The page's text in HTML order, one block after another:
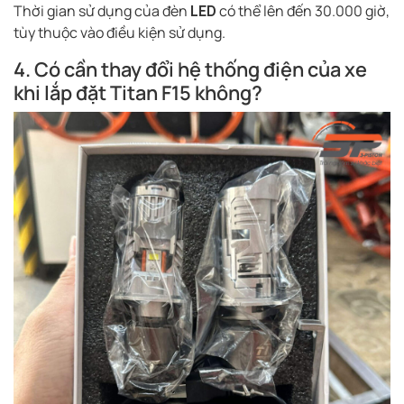
Thời gian sử dụng của đèn LEDcó thể lên đến 30.000 giờ,
tùy thuộc vào điều kiện sử dụng.
4. Có cần thay đổi hệ thống điện của xe
khi lắp đặt Titan F15 không?